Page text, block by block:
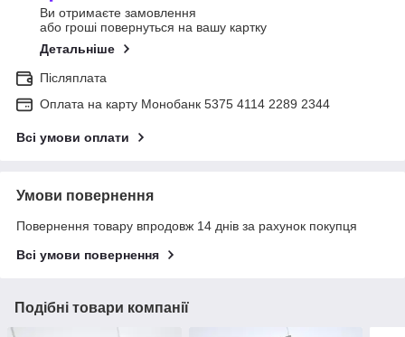
Ви отримаєте замовлення
або гроші повернуться на вашу картку
Детальніше
Післяплата
Оплата на карту Монобанк 5375 4114 2289 2344
Всі умови оплати
Умови повернення
Повернення товару впродовж 14 днів за рахунок покупця
Всі умови повернення
Подібні товари компанії